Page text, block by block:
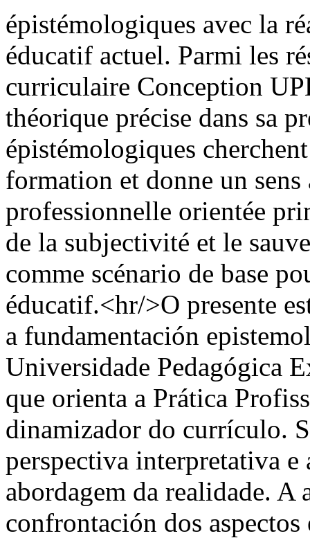
épistémologiques avec la
éducatif actuel. Parmi les
curriculaire Conception
théorique précise dans sa
épistémologiques
formation et donne un
professionnelle orientée
de la subjectivité et le
comme scénario de base
éducatif.<hr/>O presente
a fundamentación
Universidade Pedagógica
que orienta a Prática
dinamizador do currículo.
perspectiva interpretativa
abordagem da realidade. A
confrontación dos